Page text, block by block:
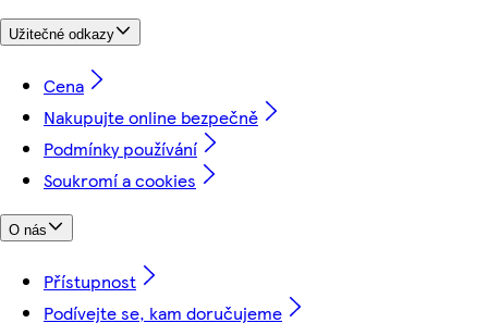
Užitečné odkazy
Cena
Nakupujte online bezpečně
Podmínky používání
Soukromí a cookies
O nás
Přístupnost
Podívejte se, kam doručujeme